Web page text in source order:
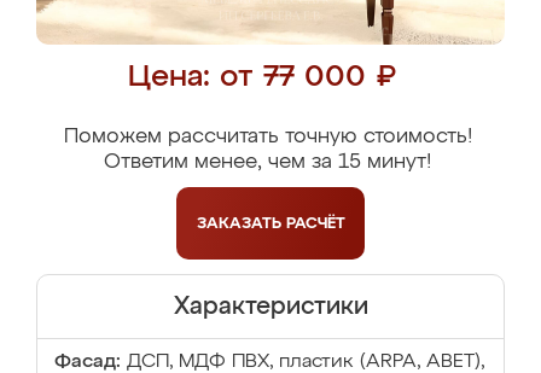
Цена: от 77 000 ₽
Поможем рассчитать точную стоимость!
Ответим менее, чем за 15 минут!
ЗАКАЗАТЬ РАСЧЁТ
Характеристики
Фасад: ДСП, МДФ ПВХ, пластик (ARPA, ABET),